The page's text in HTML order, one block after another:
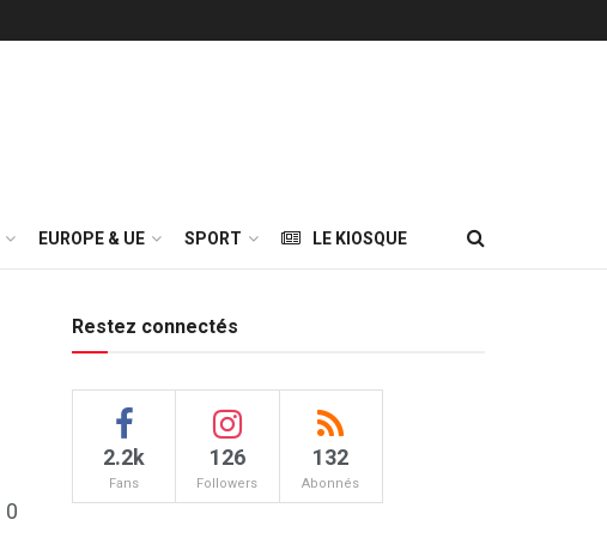
EUROPE & UE SPORT LE KIOSQUE
0
Restez connectés
2.2k
Fans
126
Followers
132
Abonnés